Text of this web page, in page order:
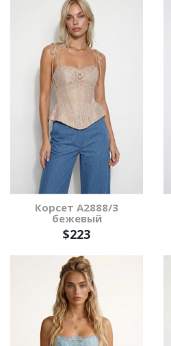
Корсет А2888/3
бежевый
$223